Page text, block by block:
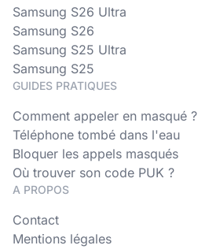
Samsung S26 Ultra
Samsung S26
Samsung S25 Ultra
Samsung S25
GUIDES PRATIQUES
Comment appeler en masqué ?
Téléphone tombé dans l'eau
Bloquer les appels masqués
Où trouver son code PUK ?
A PROPOS
Contact
Mentions légales